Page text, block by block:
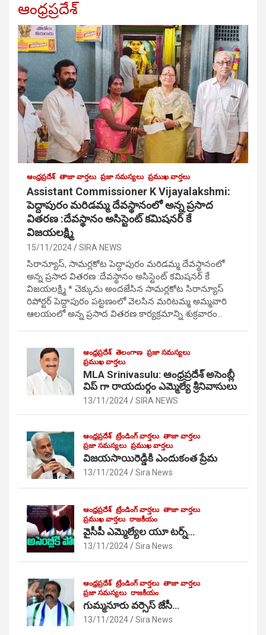
ఆంధ్రప్రదేశ్
ఆంధ్రప్రదేశ్ తాజా వార్తలు ప్రజా సమస్యలు ప్రముఖ వార్తలు
Assistant Commissioner K Vijayalakshmi:
పెద్దాపురం మరిడమ్మ దేవస్థానంలో అన్న ప్రసాద
వితరణ :దేవస్థానం అసిస్టెంట్ కమిషనర్ కే
విజయలక్ష్మి
15/11/2024 SIRA NEWS
సిరాన్యూస్, సామర్లకోట పెద్దాపురం మరిడమ్మ దేవస్థానంలో
అన్న ప్రసాద వితరణ :దేవస్థానం అసిస్టెంట్ కమిషనర్ కే
విజయలక్ష్మి * చెక్కును అందజేసిన సామర్లకోట సిరాన్యూస్
రిపోర్టర్ పెద్దాపురం పట్టణంలో వెలసిన మరిటమ్మ అమ్మవారి
ఆలయంలో అన్న ప్రసాద వితరణ కార్యక్రమాన్ని శుక్రవారం…
ఆంధ్రప్రదేశ్ తెలంగాణ ప్రజా సమస్యలు
ప్రముఖ వార్తలు
MLA Srinivasulu: ఆంధ్రప్రదేశ్ అసెంబ్లీ
విప్ గా రాయదుర్గం ఎమ్మెల్యే శ్రీనివాసులు
13/11/2024 SIRA NEWS
ఆంధ్రప్రదేశ్ ట్రేండింగ్ వార్తలు తాజా వార్తలు
ప్రజా సమస్యలు ప్రముఖ వార్తలు
విజయసాయిరెడ్డికి ఎందుకంత ప్రేమ
13/11/2024 Sira News
ఆంధ్రప్రదేశ్ ట్రేండింగ్ వార్తలు తాజా వార్తలు
ప్రముఖ వార్తలు రాజకీయం
వైసీపీ ఎమ్మెల్యేల యూ టర్న్…
13/11/2024 Sira News
ఆంధ్రప్రదేశ్ ట్రేండింగ్ వార్తలు తాజా వార్తలు
ప్రజా సమస్యలు రాజకీయం
గుమ్మనూరు వర్సెస్ జేసీ…
13/11/2024 Sira News